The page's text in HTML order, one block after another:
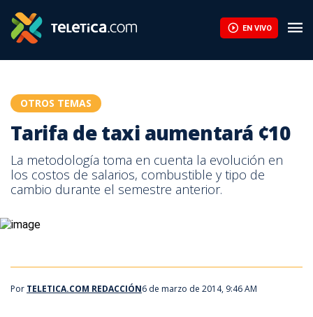
EN VIVO
OTROS TEMAS
Tarifa de taxi aumentará ¢10
La metodología toma en cuenta la evolución en
los costos de salarios, combustible y tipo de
cambio durante el semestre anterior.
Por TELETICA.COM REDACCIÓN6 de marzo de 2014, 9:46 AM